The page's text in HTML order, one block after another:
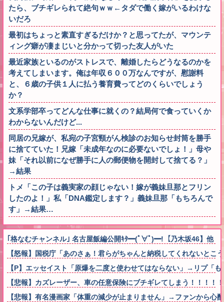
たら、ブチギレられて絶句ｗｗ←タダで働く嫁がいるわけな
いだろ
最初はちょっと素直すぎるだけか？と思ってたが、マウンテ
ィング癖が凄まじいと分かって切った友人がいた
最近家族といるのがストレスで、離婚したらどうなるのかを
考えてしまいます。俺は年収６００万なんですが、慰謝料
と、６歳の子供１人に払う養育費ってどのくらいでしょう
か？
文系学部卒ってどんな仕事に就くの？結局何で食っていくか
わからないんだけど...
同居の兄嫁が、私宛の子宮頸がん検診のお知らせ封筒を勝手
に捨てていた！兄嫁「未成年なのに必要ないでしょ！」母や
妹「それ以前になぜ勝手に人の郵便物を開封して捨てる？」
→結果
トメ「この子は義実家の顔じゃない！嫁が義妹旦那とフリン
したのよ！」私「DNA鑑定します？」義妹旦那「もちろんで
す」→結果…
｢格なむチャンネル｣ 名古屋飯編公開ｷﾀ━(ﾟ∀ﾟ)━!【乃木坂46】他
【怒報】国税庁「あのさぁ！君らがちゃんと納税してくれないと
【P】エッセイスト「原爆を二度と使わせてはならない」→リプ「
【悲報】カズレーザー、車の任意保険にブチギレてしまう！！！！
【悲報】有名漫画家「体重の減少が止まりません」→ファンから心